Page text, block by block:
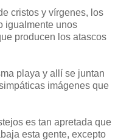
cristos y vírgenes, los
igualmente unos
producen los atascos
playa y allí se juntan
imágenes que
es tan apretada que
esta gente, excepto